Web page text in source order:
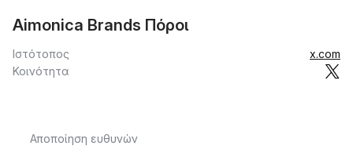
Aimonica Brands Πόροι
Ιστότοπος
x.com
Κοινότητα
Αποποίηση ευθυνών